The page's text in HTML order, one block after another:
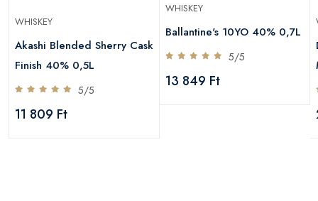
WHISKEY
Akashi Blended Sherry Cask
Finish 40% 0,5L
5/5
11 809 Ft
WHISKEY
Ballantine's 10YO 40% 0,7L
5/5
13 849 Ft